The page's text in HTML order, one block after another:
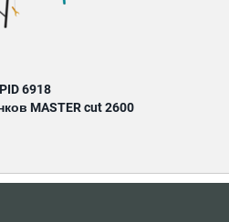
PID 6918
MASTER cut 2600